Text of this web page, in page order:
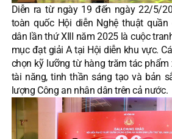
Diễn ra từ ngày 19 đến ngày 22/5/
toàn quốc Hội diễn Nghệ thuật
dân lần thứ XIII năm 2025 là cuộc
mục đạt giải A tại Hội diễn khu vực.
chọn kỹ lưỡng từ hàng trăm tác phẩm
tài năng, tinh thần sáng tạo và bản
lượng Công an nhân dân trên cả nước.